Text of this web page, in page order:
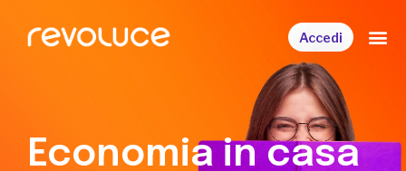
Accedi
Economia in casa